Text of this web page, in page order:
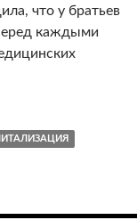
что у братьев
каждыми